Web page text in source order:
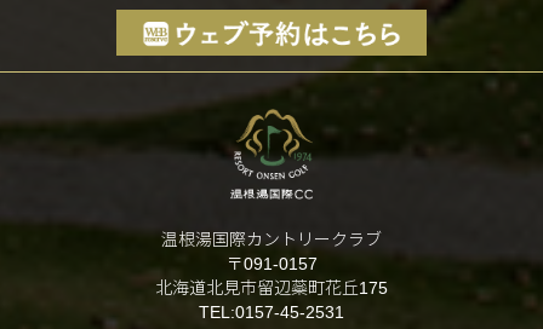
温根湯国際カントリークラブ
〒091-0157
北海道北見市留辺蘂町花丘175
TEL:0157-45-2531